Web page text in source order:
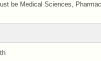
be Medical Sciences,